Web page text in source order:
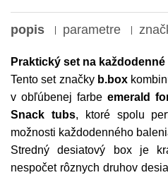
popis parametre
Praktický set na
Tento set značky b.box
v obľúbenej farbe emerald
Snack tubs, ktoré spolu
možnosti každodenného
Stredný desiatový box je
nespočet rôznych druhov